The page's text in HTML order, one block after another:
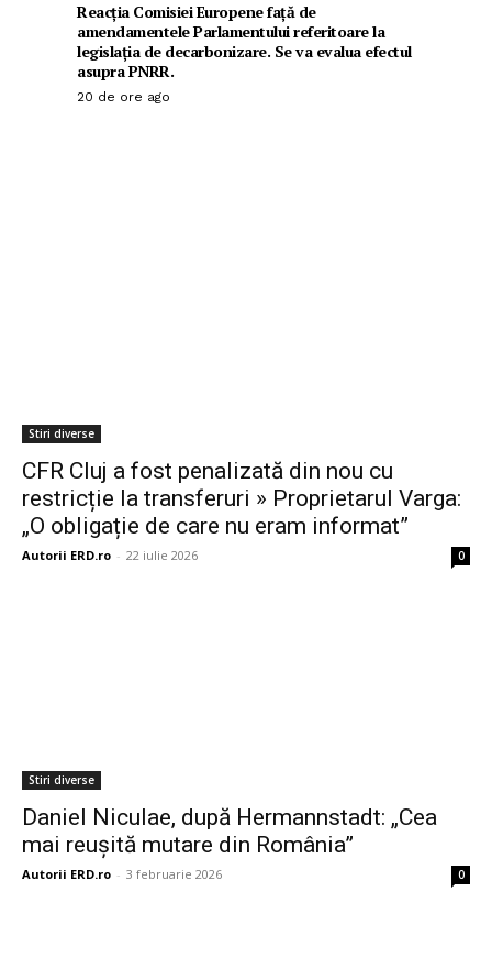
Reacția Comisiei Europene față de
amendamentele Parlamentului referitoare la
legislația de decarbonizare. Se va evalua efectul
asupra PNRR.
20 de ore ago
Stiri diverse
CFR Cluj a fost penalizată din nou cu
restricție la transferuri » Proprietarul Varga:
„O obligație de care nu eram informat”
Autorii ERD.ro - 22 iulie 2026 0
Stiri diverse
Daniel Niculae, după Hermannstadt: „Cea
mai reușită mutare din România”
Autorii ERD.ro - 3 februarie 2026 0